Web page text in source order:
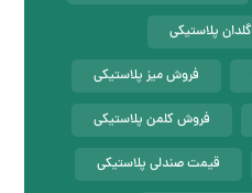
پلاستیکی
فروش میز پلاستیکی
فروش کلمن پلاستیکی
قیمت صندلی پلاستیکی